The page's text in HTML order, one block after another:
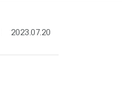
2023.07.20